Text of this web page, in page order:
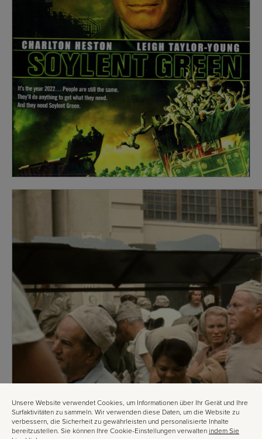
Unsere Website verwendet Cookies, um Informationen über Ihr Gerät und Ihre
Surfaktivitäten zu sammeln. Wir verwenden diese Daten, um die Website zu
verbessern, die Sicherheit zu gewährleisten und personalisierte Inhalte
bereitzustellen. Sie können Ihre Cookie-Einstellungen verwalten indem Sie